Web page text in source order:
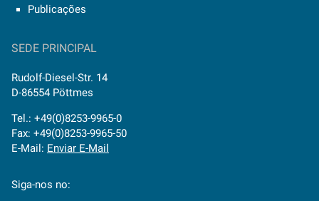
Publicações
SEDE PRINCIPAL
Rudolf-Diesel-Str. 14
D-86554 Pöttmes
Tel.: +49(0)8253-9965-0
Fax: +49(0)8253-9965-50
E-Mail: Enviar E-Mail
Siga-nos no: